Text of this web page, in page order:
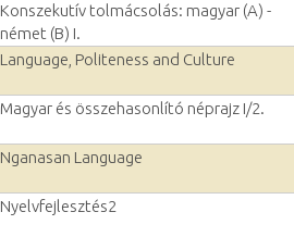
Konszekutív tolmácsolás: magyar (A) -
német (B) I.
Language, Politeness and Culture
Magyar és összehasonlító néprajz I/2.
Nganasan Language
Nyelvfejlesztés2